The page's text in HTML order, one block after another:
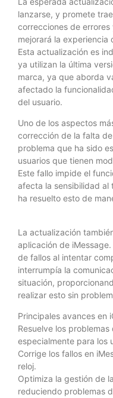
lanzarse, y promete
correcciones de
mejorará la experiencia
Esta actualización es
ya utilizan la última
marca, ya que aborda
afectado la
del usuario.
Uno de los aspectos
corrección de la falta
problema que ha sido
usuarios que tienen
Este fallo impide el
afecta la sensibilidad al
ha resuelto esto de
La actualización
aplicación de
de fallos al intentar
interrumpía la
situación,
realizar esto sin
Principales avances en
Resuelve los
especialmente para los
Corrige los fallos en
reloj.
Optimiza la gestión de
reduciendo problemas